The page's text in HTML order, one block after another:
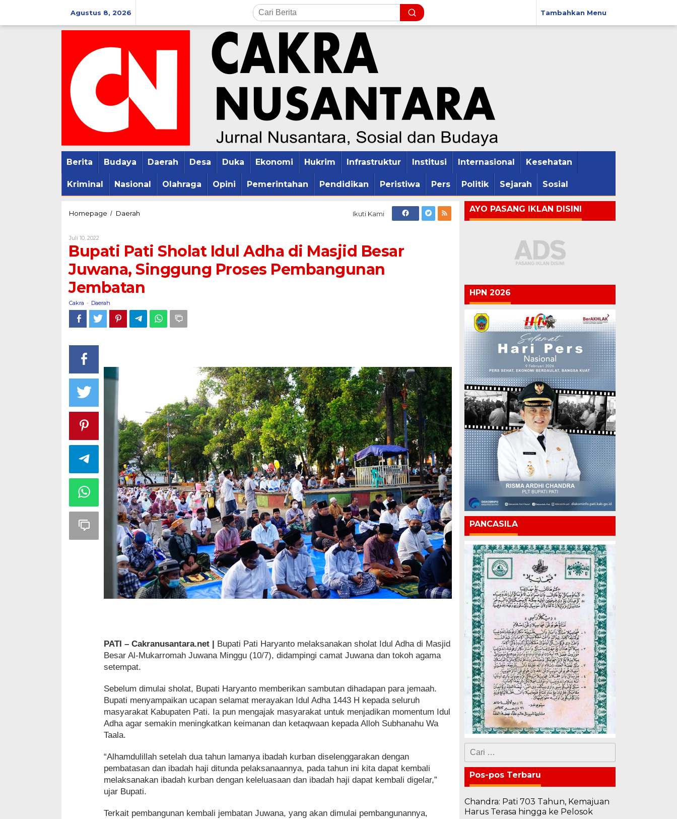
konten
Agustus 8, 2026 Tambahkan Menu
Berita Budaya Daerah Desa Duka Ekonomi Hukrim Infrastruktur Institusi Internasional Kesehatan
Kriminal Nasional Olahraga Opini Pemerintahan Pendidikan Peristiwa Pers Politik Sejarah Sosial
Homepage / Daerah
Adha
di
Masjid
Besar
Juwana,
Proses
Pembangunan
Ikuti Kami
Juli 10, 2022
Bupati Pati Sholat Idul Adha di Masjid Besar
Juwana, Singgung Proses Pembangunan
Jembatan
Cakra - Daerah
PATI – Cakranusantara.net | Bupati Pati Haryanto melaksanakan sholat Idul Adha di Masjid
Besar Al-Mukarromah Juwana Minggu (10/7), didampingi camat Juwana dan tokoh agama
setempat.
Sebelum dimulai sholat, Bupati Haryanto memberikan sambutan dihadapan para jemaah.
Bupati menyampaikan ucapan selamat merayakan Idul Adha 1443 H kepada seluruh
masyarakat Kabupaten Pati. Ia pun mengajak masyarakat untuk menjadikan momentum Idul
Adha agar semakin meningkatkan keimanan dan ketaqwaan kepada Alloh Subhanahu Wa
Taala.
“Alhamdulillah setelah dua tahun lamanya ibadah kurban diselenggarakan dengan
pembatasan dan ibadah haji ditunda pelaksanaannya, pada tahun ini kita dapat kembali
melaksanakan ibadah kurban dengan keleluasaan dan ibadah haji dapat kembali digelar,”
ujar Bupati.
Terkait pembangunan kembali jembatan Juwana, yang akan dimulai pembangunannya,
AYO PASANG IKLAN DISINI
HPN 2026
PANCASILA
Cari
untuk:
Pos-pos Terbaru
Chandra: Pati 703 Tahun, Kemajuan
Harus Terasa hingga ke Pelosok